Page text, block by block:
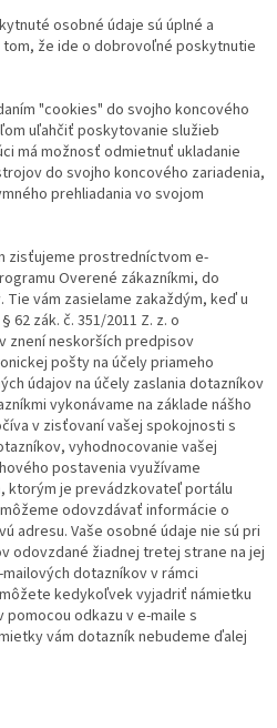
osobné údaje sú úplné a
že ide o dobrovoľné poskytnutie
"cookies" do svojho koncového
uľahčiť poskytovanie služieb
má možnosť odmietnuť ukladanie
do svojho koncového zariadenia,
prehliadania vo svojom
zisťujeme prostredníctvom e-
Overené zákazníkmi, do
vám zasielame zakaždým, keď u
62 zák. č. 351/2011 Z. z. o
znení neskorších predpisov
pošty na účely priameho
údajov na účely zaslania dotazníkov
vykonávame na základe nášho
v zisťovaní vašej spokojnosti s
vyhodnocovanie vašej
postavenia využívame
ktorým je prevádzkovateľ portálu
odovzdávať informácie o
adresu. Vaše osobné údaje nie sú pri
odovzdané žiadnej tretej strane na jej
dotazníkov v rámci
kedykoľvek vyjadriť námietku
odkazu v e-maile s
vám dotazník nebudeme ďalej